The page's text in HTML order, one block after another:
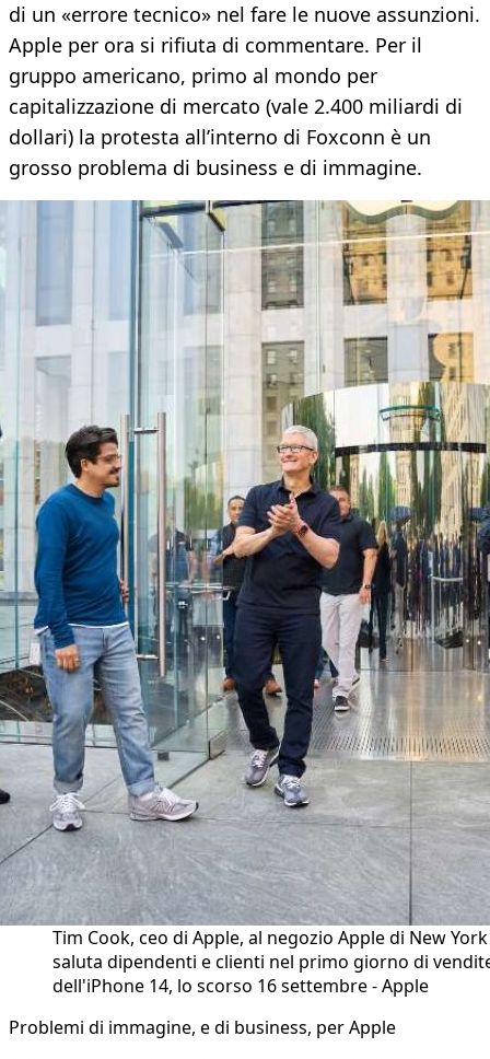
di un «errore tecnico» nel fare le nuove assunzioni.
Apple per ora si rifiuta di commentare. Per il
gruppo americano, primo al mondo per
capitalizzazione di mercato (vale 2.400 miliardi di
dollari) la protesta all’interno di Foxconn è un
grosso problema di business e di immagine.
Tim Cook, ceo di Apple, al negozio Apple di New York
saluta dipendenti e clienti nel primo giorno di
dell'iPhone 14, lo scorso 16 settembre - Apple
Problemi di immagine, e di business, per Apple